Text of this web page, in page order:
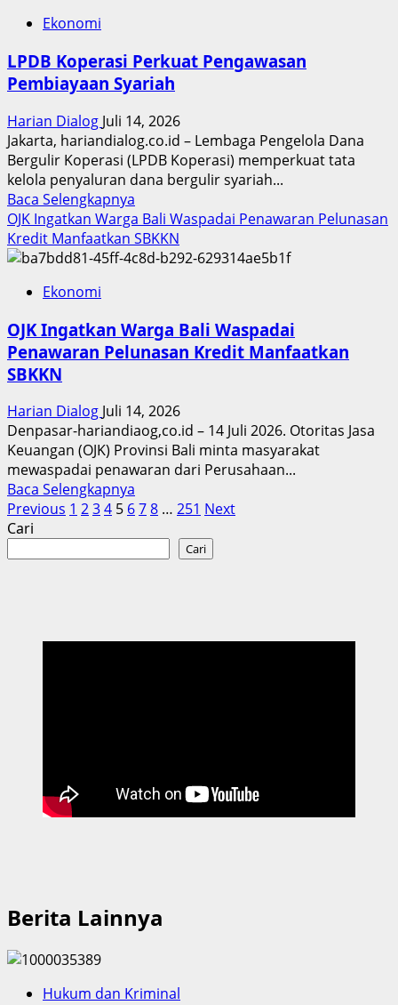
Indonesia
Pusat
Ekonomi
LPDB Koperasi Perkuat Pengawasan
Pembiayaan Syariah
Harian Dialog Juli 14, 2026
Jakarta, hariandialog.co.id – Lembaga Pengelola Dana
Bergulir Koperasi (LPDB Koperasi) memperkuat tata
kelola penyaluran dana bergulir syariah...
Baca Selengkapnya
more
about
LPDB
Pembiayaan
Syariah
OJK Ingatkan Warga Bali Waspadai Penawaran Pelunasan
Kredit Manfaatkan SBKKN
Ekonomi
OJK Ingatkan Warga Bali Waspadai
Penawaran Pelunasan Kredit Manfaatkan
SBKKN
Harian Dialog Juli 14, 2026
Denpasar-hariandiaog,co.id – 14 Juli 2026. Otoritas Jasa
Keuangan (OJK) Provinsi Bali minta masyarakat
mewaspadai penawaran dari Perusahaan...
Baca Selengkapnya
more
Penawaran
Paginasi
pos
Previous 1 234 5 678 … 251 Next
Cari
Cari
Berita Lainnya
Hukum dan Kriminal